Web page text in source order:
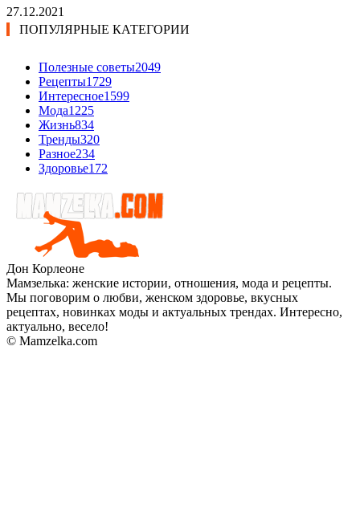
27.12.2021
ПОПУЛЯРНЫЕ КАТЕГОРИИ
Полезные советы2049
Рецепты1729
Интересное1599
Мода1225
Жизнь834
Тренды320
Разное234
Здоровье172
Дон Корлеоне
Мамзелька: женские истории, отношения, мода и рецепты.
Мы поговорим о любви, женском здоровье, вкусных
рецептах, новинках моды и актуальных трендах. Интересно,
актуально, весело!
© Mamzelka.com